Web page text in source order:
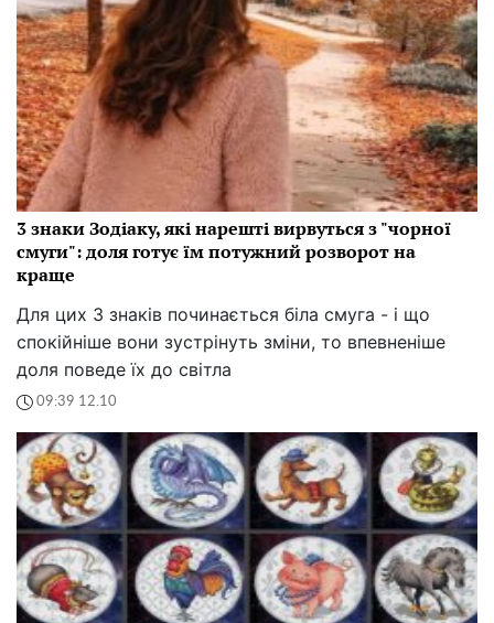
3 знаки Зодіаку, які нарешті вирвуться з "чорної
смуги": доля готує їм потужний розворот на
краще
Для цих 3 знаків починається біла смуга - і що
спокійніше вони зустрінуть зміни, то впевненіше
доля поведе їх до світла
09:39 12.10